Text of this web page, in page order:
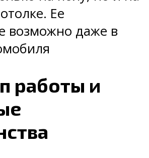
Ее
возможно даже в
работы и